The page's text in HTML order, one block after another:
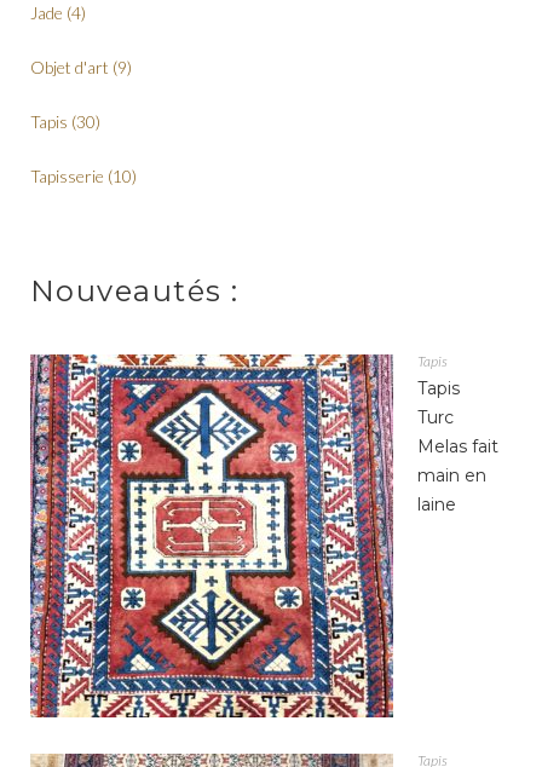
Jade (4)
Objet d'art (9)
Tapis (30)
Tapisserie (10)
Nouveautés :
Tapis
Tapis
Turc
Melas fait
main en
laine
Tapis